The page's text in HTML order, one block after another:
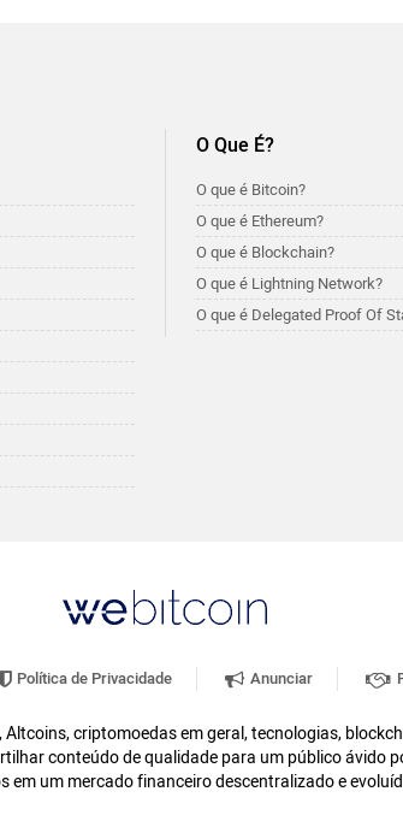
O Que É?
O que é Bitcoin?
O que é Ethereum?
O que é Blockchain?
O que é Lightning Network?
O que é Delegated Proof Of
Política de Privacidade Anunciar
criptomoedas em geral, tecnologias,
conteúdo de qualidade para um público ávido
em um mercado financeiro descentralizado e